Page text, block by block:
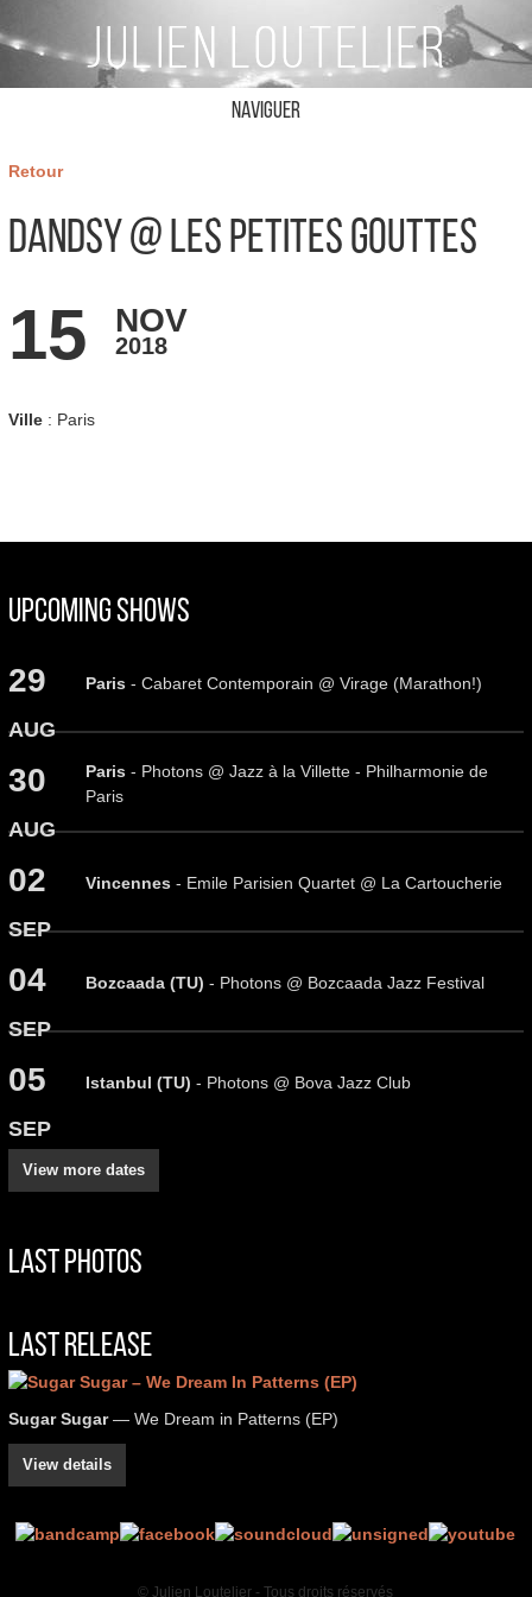
Naviguer
Retour
Dandsy @ Les Petites Gouttes
15 NOV
2018
Ville: Paris
Upcoming Shows
29
AUG
Paris- Cabaret Contemporain @ Virage (Marathon!)
30
AUG
Paris- Photons @ Jazz à la Villette - Philharmonie de
Paris
02
SEP
Vincennes- Emile Parisien Quartet @ La Cartoucherie
04
SEP
Bozcaada (TU) - Photons @ Bozcaada Jazz Festival
05
SEP
Istanbul (TU) - Photons @ Bova Jazz Club
View more dates
Last Photos
Last Release
Sugar Sugar— We Dream in Patterns (EP)
View details
© Julien Loutelier - Tous droits réservés